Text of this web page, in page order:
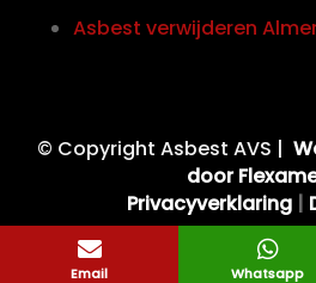
Asbest verwijderen
© Copyright Asbest AVS |
door
Privacyverklaring|

Email

Whatsapp